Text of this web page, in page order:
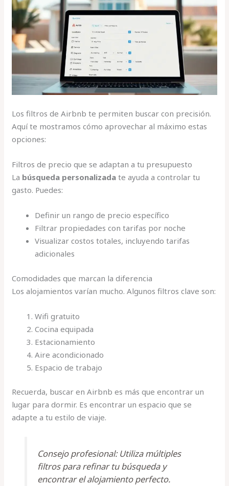
Los filtros de Airbnb te permiten buscar con precisión.
Aquí te mostramos cómo aprovechar al máximo estas
opciones:
Filtros de precio que se adaptan a tu presupuesto
La búsqueda personalizada te ayuda a controlar tu
gasto. Puedes:
Definir un rango de precio específico
Filtrar propiedades con tarifas por noche
Visualizar costos totales, incluyendo tarifas
adicionales
Comodidades que marcan la diferencia
Los alojamientos varían mucho. Algunos filtros clave son:
Wifi gratuito
Cocina equipada
Estacionamiento
Aire acondicionado
Espacio de trabajo
Recuerda, buscar en Airbnb es más que encontrar un
lugar para dormir. Es encontrar un espacio que se
adapte a tu estilo de viaje.
Consejo profesional: Utiliza múltiples
filtros para refinar tu búsqueda y
encontrar el alojamiento perfecto.